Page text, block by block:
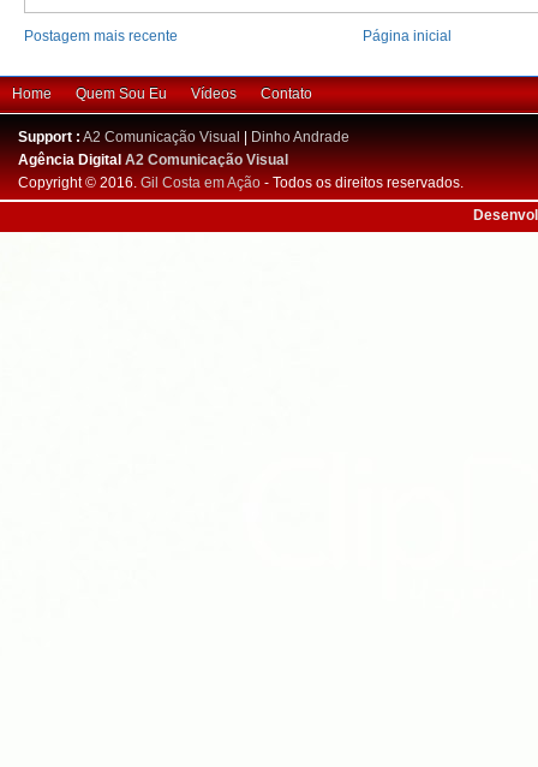
Postagem mais recente Página inicial
Home Quem Sou Eu Vídeos Contato
Support : A2 Comunicação Visual | Dinho Andrade
Agência DigitalA2 Comunicação Visual
Copyright © 2016. Gil Costa em Ação - Todos os direitos reservados.